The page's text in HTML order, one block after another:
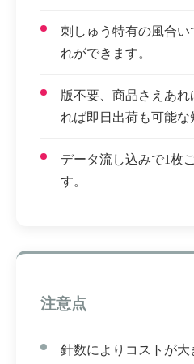
刺しゅう特有の風合い
れができます。
版不要、商品さえあれ
れば即日出荷も可能な
データ流し込みで1枚
す。
注意点
針数によりコストが大